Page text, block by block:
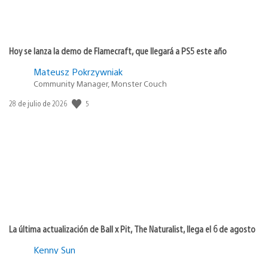
Hoy se lanza la demo de Flamecraft, que llegará a PS5 este año
Mateusz Pokrzywniak
Community Manager, Monster Couch
Fecha
28 de julio de 2026 5
La última actualización de Ball x Pit, The Naturalist, llega el 6 de agosto
Kenny Sun